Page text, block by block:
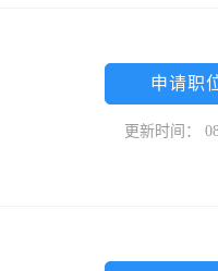
申请职
更新时间：